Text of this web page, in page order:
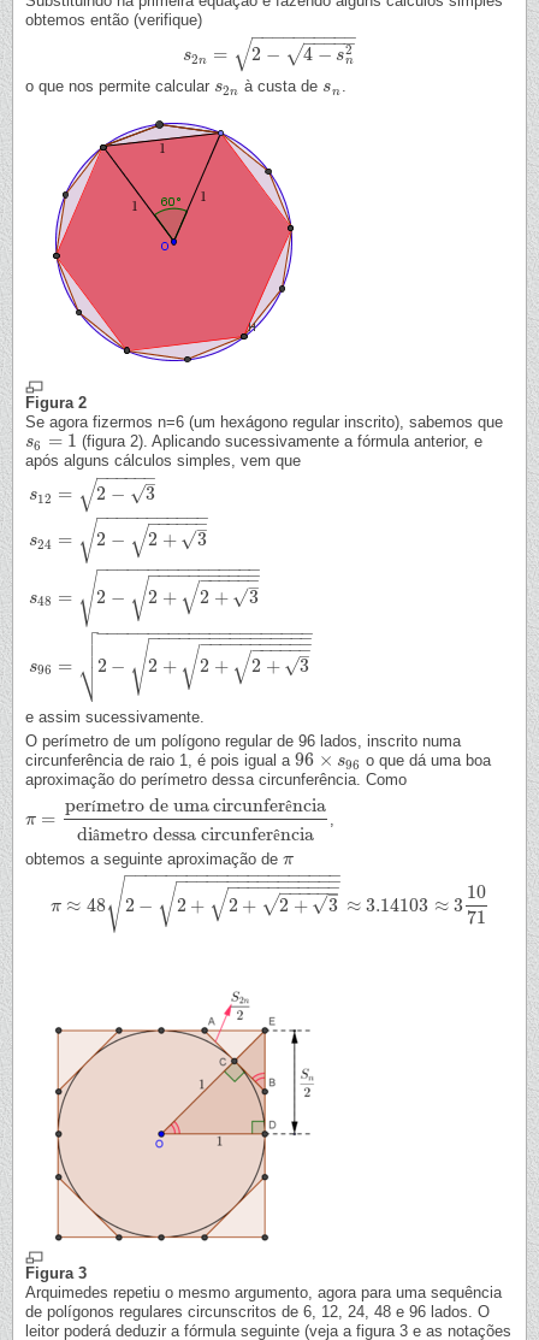
obtemos então (verifique)
s2n = 2 − 4 − s2
n
− −
−−−
√
− −
−−−−−−−−
√
s2n =2− 4 −s n2
o que nos permite calcular s2n
s2n à custa de sn
sn .
Figura 2
Se agora fizermos n=6 (um hexágono regular inscrito), sabemos que
s6 = 1
s6 =1
(figura 2). Aplicando sucessivamente a fórmula anterior, e
após alguns cálculos simples, vem que
s12
s24
s48
s96
=
=
=
=
2 − 3
–
√
− −
−−−−
√
2 − 2 + 3
–
√
− −
−−−−
√
− −
−−−−−−−−−
√
2 − 2 + 2 + 3
–
√
− −
−−−−
√
− −
−−−−−−−−−
√
− −
−−−−−−−−−−−−−−
√
2 − 2 + 2 + 2 + 3
–
√
− −
−−−−
√
− −
−−−−−−−−−
√
− −
−−−−−−−−−−−−−−
√
− −
−−−−−−−−−−−−−−−−−−−

⎷


s24 2+ s =2 2 2+3
e assim sucessivamente.
O perímetro de um polígono regular de 96 lados, inscrito numa
circunferência de raio 1, é pois igual a 96 × s96
96× s96
o que dá uma boa
aproximação do perímetro dessa circunferência. Como
π =
perímetro de umacircunferência
diâmetro dessa circunferência
π =perímetro de umacircunferênciadiâmetro dessa circunferência
obtemos a seguinte aproximação de π
π
π ≈ 48 2 − 2 + 2 + 2 + 3
–
√
− −
−−−−
√
− −
−−−−−−−−−
√
− −
−−−−−−−−−−−−−−
√
− −
−−−−−−−−−−−−−−−−−−−
√ ≈ 3.14103 ≈ 3
10
71
π ≈482−2 + 2+2+ 3 ≈ 3.14103≈ 31071
Figura 3
Arquimedes repetiu o mesmo argumento, agora para uma sequência
de polígonos regulares circunscritos de 6, 12, 24, 48 e 96 lados. O
leitor poderá deduzir a fórmula seguinte (veja a figura 3 e as notações